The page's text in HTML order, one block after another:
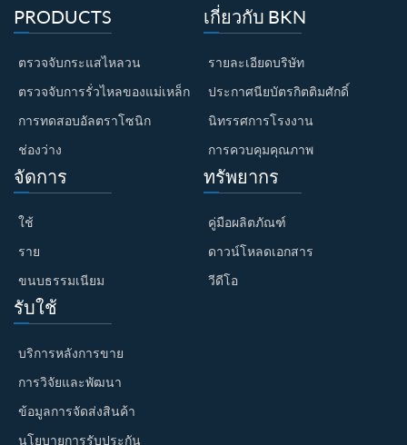
PRODUCTS
ตรวจจับกระแสไหลวน
ตรวจจับการรั่วไหลของแม่เหล็ก
การทดสอบอัลตราโซนิก
ช่องว่าง
เกี่ยวกับ BKN
รายละเอียดบริษัท
ประกาศนียบัตรกิตติมศักดิ์
นิทรรศการโรงงาน
การควบคุมคุณภาพ
จัดการ
ใช้
ราย
ขนบธรรมเนียม
ทรัพยากร
คู่มือผลิตภัณฑ์
ดาวน์โหลดเอกสาร
วีดีโอ
รับใช้
บริการหลังการขาย
การวิจัยและพัฒนา
ข้อมูลการจัดส่งสินค้า
นโยบายการรับประกัน